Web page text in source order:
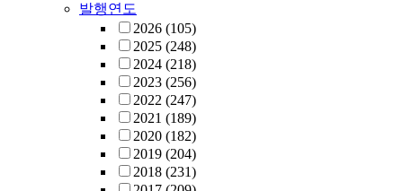
발행연도
2026 (105)
2025 (248)
2024 (218)
2023 (256)
2022 (247)
2021 (189)
2020 (182)
2019 (204)
2018 (231)